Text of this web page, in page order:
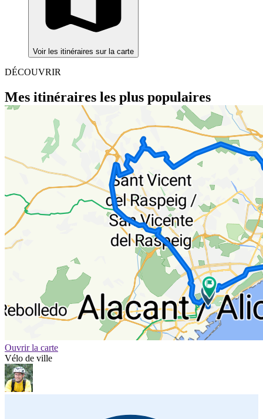
Voir les itinéraires sur la carte
DÉCOUVRIR
Mes itinéraires les plus populaires
Ouvrir la carte
Vélo de ville